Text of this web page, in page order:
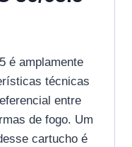
é amplamente
técnicas
entre
de fogo. Um
cartucho é